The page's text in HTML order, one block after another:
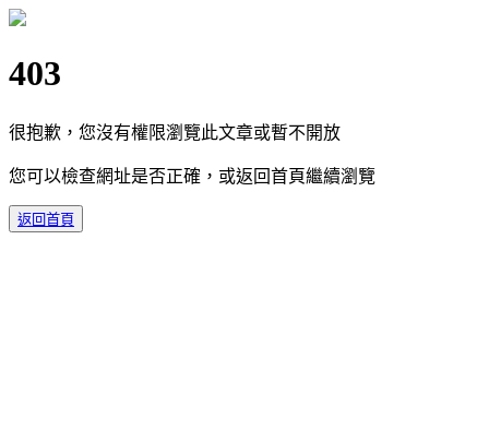
403
很抱歉，您沒有權限瀏覽此文章或暫不開放
您可以檢查網址是否正確，或返回首頁繼續瀏覽
返回首頁